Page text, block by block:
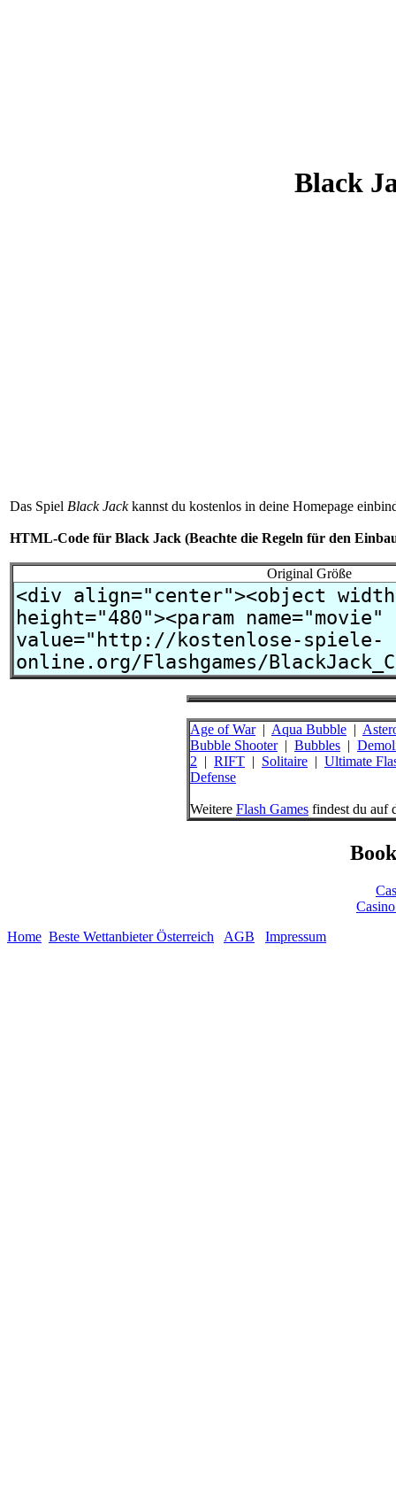
Black
Das Spiel Black Jackkannst du kostenlos in deine Homepage
HTML-Code für Black Jack (Beachte die Regeln für den
Original Größe
Age of War| Aqua Bubble |
Bubble Shooter| Bubbles |
2 | RIFT | Solitaire | Ultimate
Defense
Weitere Flash Games findest du auf
Home Beste Wettanbieter Österreich AGB Impressum